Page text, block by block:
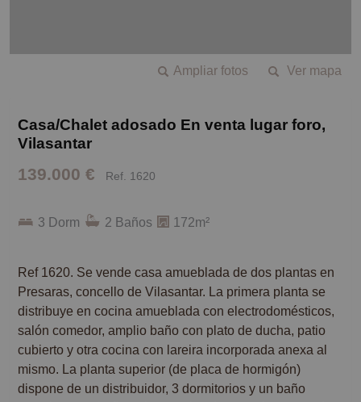
Ver mapa
Ampliar fotos
Casa/Chalet adosado En venta lugar foro,
Vilasantar
139.000 € Ref. 1620
3 Dorm 2 Baños 172m²
Ref 1620. Se vende casa amueblada de dos plantas en
Presaras, concello de Vilasantar. La primera planta se
distribuye en cocina amueblada con electrodomésticos,
salón comedor, amplio baño con plato de ducha, patio
cubierto y otra cocina con lareira incorporada anexa al
mismo. La planta superior (de placa de hormigón)
dispone de un distribuidor, 3 dormitorios y un baño